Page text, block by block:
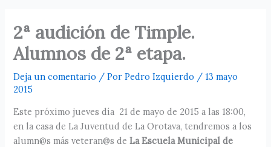
2ª audición de Timple.
Alumnos de 2ª etapa.
Deja un comentario / PorPedro Izquierdo /13 mayo
2015
Este próximo jueves día 21 de mayo de 2015 a las 18:00,
en la casa de La Juventud de La Orotava, tendremos a los
alumn@s más veteran@s deLa Escuela Municipal de